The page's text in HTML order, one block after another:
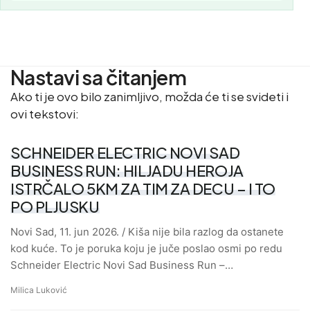
Nastavi sa čitanjem
Ako ti je ovo bilo zanimljivo, možda će ti se svideti i
ovi tekstovi:
SCHNEIDER ELECTRIC NOVI SAD
BUSINESS RUN: HILJADU HEROJA
ISTRČALO 5KM ZA TIM ZA DECU – I TO
PO PLJUSKU
Novi Sad, 11. jun 2026. / Kiša nije bila razlog da ostanete
kod kuće. To je poruka koju je juče poslao osmi po redu
Schneider Electric Novi Sad Business Run –…
Milica Luković